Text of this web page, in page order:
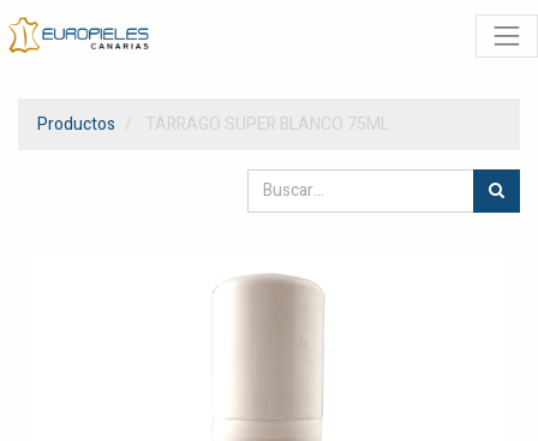
Productos TARRAGO SUPER BLANCO 75ML